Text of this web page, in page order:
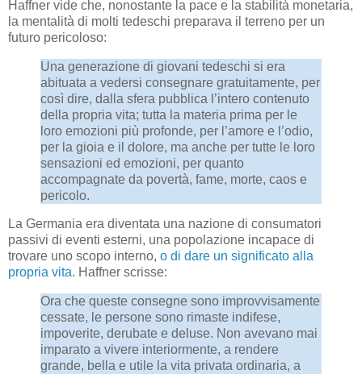
Haffner vide che, nonostante la pace e la stabilità monetaria,
la mentalità di molti tedeschi preparava il terreno per un
futuro pericoloso:
Una generazione di giovani tedeschi si era
abituata a vedersi consegnare gratuitamente, per
così dire, dalla sfera pubblica l’intero contenuto
della propria vita; tutta la materia prima per le
loro emozioni più profonde, per l’amore e l’odio,
per la gioia e il dolore, ma anche per tutte le loro
sensazioni ed emozioni, per quanto
accompagnate da povertà, fame, morte, caos e
pericolo.
La Germania era diventata una nazione di consumatori
passivi di eventi esterni, una popolazione incapace di
trovare uno scopo interno, o di dare un significato alla
propria vita. Haffner scrisse:
Ora che queste consegne sono improvvisamente
cessate, le persone sono rimaste indifese,
impoverite, derubate e deluse. Non avevano mai
imparato a vivere interiormente, a rendere
grande, bella e utile la vita privata ordinaria, a